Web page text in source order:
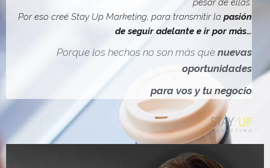
A
V
G
I
Ó
N
pesar de ellas.
Por eso creé Stay Up Marketing, para transmitir la pasión
de seguir adelante e ir por más…
Porque los hechos no son más que nuevas
oportunidades
para vos y tu negocio